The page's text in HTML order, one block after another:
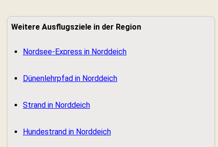
Weitere Ausflugsziele in der Region
Nordsee-Express in Norddeich
Dünenlehrpfad in Norddeich
Strand in Norddeich
Hundestrand in Norddeich